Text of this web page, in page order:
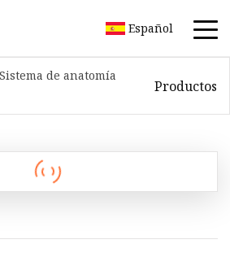
Español
Sistema de anatomía
Productos